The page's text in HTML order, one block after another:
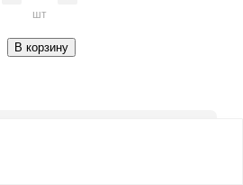
шт
В корзину